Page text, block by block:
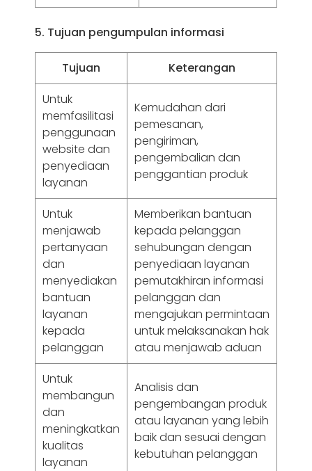
5. Tujuan pengumpulan informasi
Tujuan
Keterangan
Untuk
memfasilitasi
penggunaan
website dan
penyediaan
layanan
Kemudahan dari
pemesanan,
pengiriman,
pengembalian dan
penggantian produk
Untuk
menjawab
pertanyaan
dan
menyediakan
bantuan
layanan
kepada
pelanggan
Memberikan bantuan
kepada pelanggan
sehubungan dengan
penyediaan layanan
pemutakhiran informasi
pelanggan dan
mengajukan permintaan
untuk melaksanakan hak
atau menjawab aduan
Untuk
membangun
dan
meningkatkan
kualitas
layanan
Analisis dan
pengembangan produk
atau layanan yang lebih
baik dan sesuai dengan
kebutuhan pelanggan